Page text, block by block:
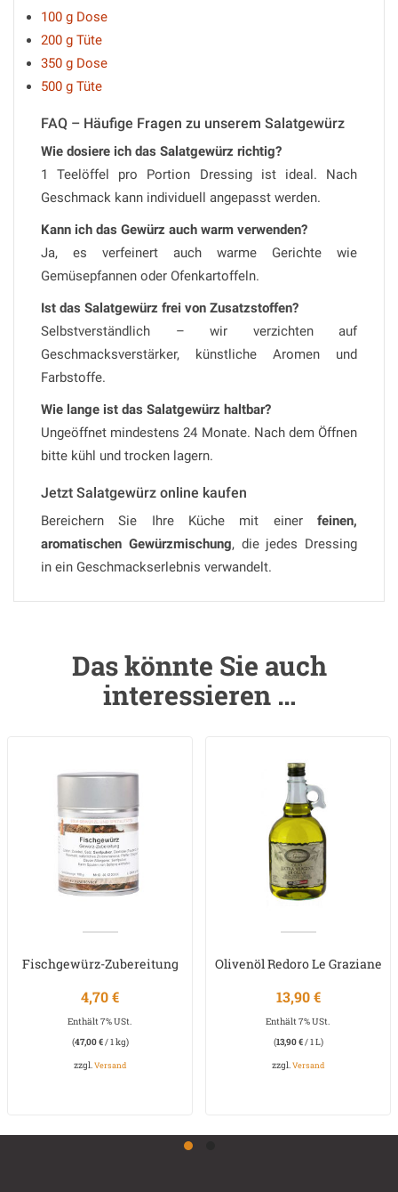
100 g Dose
200 g Tüte
350 g Dose
500 g Tüte
FAQ – Häufige Fragen zu unserem Salatgewürz
Wie dosiere ich das Salatgewürz richtig?
1 Teelöffel pro Portion Dressing ist ideal. Nach
Geschmack kann individuell angepasst werden.
Kann ich das Gewürz auch warm verwenden?
Ja, es verfeinert auch warme Gerichte wie
Gemüsepfannen oder Ofenkartoffeln.
Ist das Salatgewürz frei von Zusatzstoffen?
Selbstverständlich – wir verzichten auf
Geschmacksverstärker, künstliche Aromen und
Farbstoffe.
Wie lange ist das Salatgewürz haltbar?
Ungeöffnet mindestens 24 Monate. Nach dem Öffnen
bitte kühl und trocken lagern.
Jetzt Salatgewürz online kaufen
Bereichern Sie Ihre Küche mit einer feinen,
aromatischen Gewürzmischung, die jedes Dressing
in ein Geschmackserlebnis verwandelt.
Das könnte Sie auch
interessieren …
Fischgewürz-Zubereitung
4,70€
Enthält 7% USt.
(47,00€/ 1 kg)
zzgl.Versand
Olivenöl Redoro Le Graziane
13,90€
Enthält 7% USt.
(13,90€/ 1 L)
zzgl.Versand